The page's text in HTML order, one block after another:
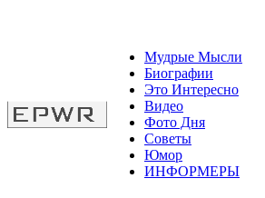
Мудрые Мысли
Биографии
Это Интересно
Видео
Фото Дня
Советы
Юмор
ИНФОРМЕРЫ